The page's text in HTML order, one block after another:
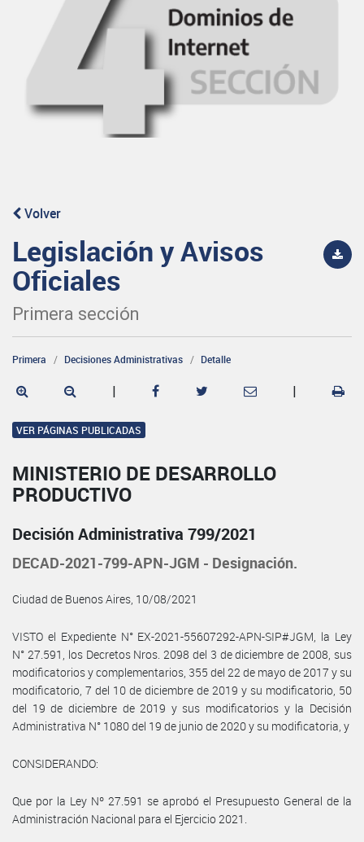
Volver
Legislación y Avisos
Oficiales
Primera sección
Primera Decisiones Administrativas Detalle
| |
VER PÁGINAS PUBLICADAS
MINISTERIO DE DESARROLLO
PRODUCTIVO
Decisión Administrativa 799/2021
DECAD-2021-799-APN-JGM - Designación.
Ciudad de Buenos Aires, 10/08/2021
VISTO el Expediente N° EX-2021-55607292-APN-SIP#JGM, la Ley
N° 27.591, los Decretos Nros. 2098 del 3 de diciembre de 2008, sus
modificatorios y complementarios, 355 del 22 de mayo de 2017 y su
modificatorio, 7 del 10 de diciembre de 2019 y su modificatorio, 50
del 19 de diciembre de 2019 y sus modificatorios y la Decisión
Administrativa N° 1080 del 19 de junio de 2020 y su modificatoria, y
CONSIDERANDO:
Que por la Ley Nº 27.591 se aprobó el Presupuesto General de la
Administración Nacional para el Ejercicio 2021.